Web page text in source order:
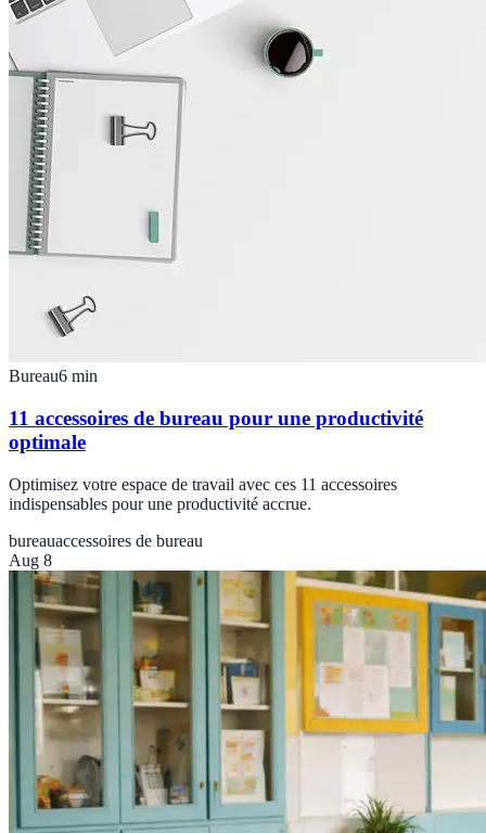
Bureau6 min
11 accessoires de bureau pour une productivité
optimale
Optimisez votre espace de travail avec ces 11 accessoires
indispensables pour une productivité accrue.
bureauaccessoires de bureau
Aug 8